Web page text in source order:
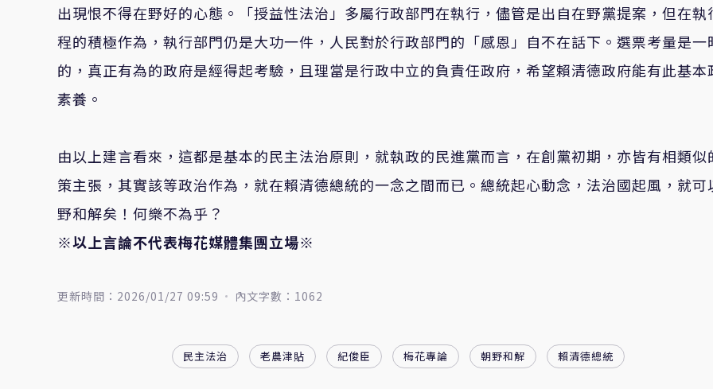
出現恨不得在野好的心態。「授益性法治」多屬行政部門在執行，儘管是出自在野黨提案，但在執
程的積極作為，執行部門仍是大功一件，人民對於行政部門的「感恩」自不在話下。選票考量是一
的，真正有為的政府是經得起考驗，且理當是行政中立的負責任政府，希望賴清德政府能有此基本
素養。
由以上建言看來，這都是基本的民主法治原則，就執政的民進黨而言，在創黨初期，亦皆有相類似
策主張，其實該等政治作為，就在賴清德總統的一念之間而已。總統起心動念，法治國起風，就可
野和解矣！何樂不為乎？
※以上言論不代表梅花媒體集團立場※
更新時間：2026/01/27 09:59 內文字數：1062
民主法治 老農津貼 紀俊臣 梅花專論 朝野和解 賴清德總統